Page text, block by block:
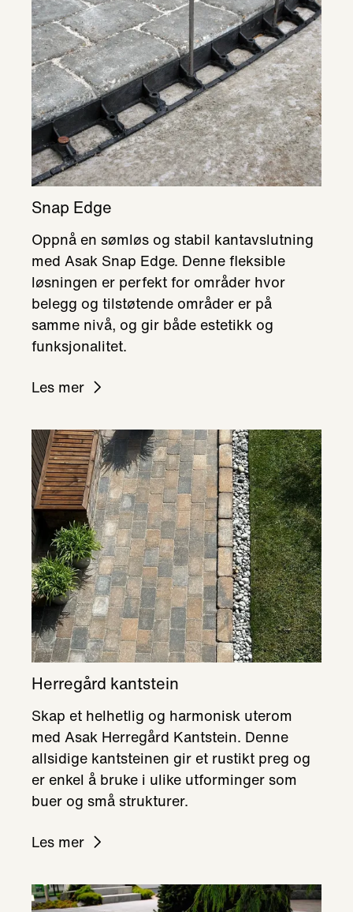
Snap Edge
Oppnå en sømløs og stabil kantavslutning
med Asak Snap Edge. Denne fleksible
løsningen er perfekt for områder hvor
belegg og tilstøtende områder er på
samme nivå, og gir både estetikk og
funksjonalitet.
Les mer
Herregård kantstein
Skap et helhetlig og harmonisk uterom
med Asak Herregård Kantstein. Denne
allsidige kantsteinen gir et rustikt preg og
er enkel å bruke i ulike utforminger som
buer og små strukturer.
Les mer